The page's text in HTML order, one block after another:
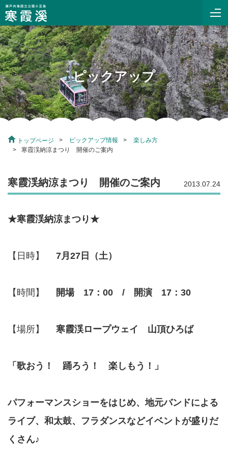
ピックアップ
トップページ ピックアップ情報
楽しみ方
寒霞渓納涼まつり 開催のご案内
寒霞渓納涼まつり 開催のご案内 2013.07.24
★寒霞渓納涼まつり★
【日時】 7月27日（土）
【時間】 開場 17：00 / 開演 17：30
【場所】 寒霞渓ロープウェイ 山頂ひろば
「歌おう！ 踊ろう！ 楽しもう！」
パフォーマンスショーをはじめ、地元バンドによる
ライブ、和太鼓、フラダンスなどイベントが盛りだ
くさん♪